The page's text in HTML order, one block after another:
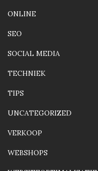
ONLINE
SEO
SOCIAL MEDIA
TECHNIEK
TIPS
UNCATEGORIZED
VERKOOP
WEBSHOPS